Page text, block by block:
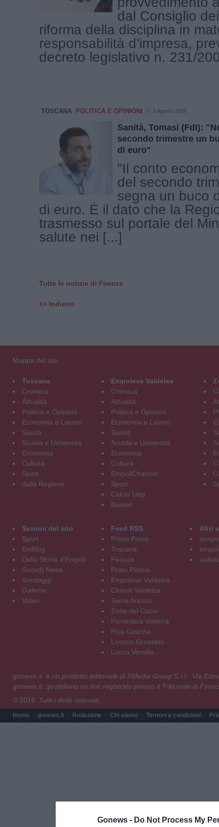
Gonews - Do Not Process My
dal Consiglio
riforma della disciplina in
responsabilità d’impresa,
decreto legislativo n. 231/
TOSCANA POLITICA E OPINIONI 5 Agosto 2026
Sanità, Tomasi (FdI):
secondo trimestre un
di euro"
"Il conto
del secondo
segna un buco
di euro. È il dato che la
trasmesso sul portale del
salute nei [...]
Tutte le notizie di Firenze
<< Indietro
Mappa del sito
Toscana
Cronaca
Attualità
Politica e Opinioni
Economia e Lavoro
Sanità
Scuola e Università
Economia
Cultura
Sport
dalla Regione
Empolese Valdelsa
Cronaca
Attualità
Politica e Opinioni
Economia e Lavoro
Sanità
Scuola e Università
Economia
Cultura
EmpoliChannel
Sport
Calcio Uisp
Basket
Sezioni del sito
Sport
GoBlog
Della Storia d'Empoli
Go(od) News
Sondaggi
Gallerie
Video
Feed RSS
Primo Piano
Toscana
Firenze
Prato Pistoia
Empolese Valdelsa
Chianti Valdelsa
Siena Arezzo
Zona del Cuoio
Pontedera Volterra
Pisa Cascina
Livorno Grosseto
Lucca Versilia
Altri
gonews.it è un prodotto editoriale di XMedia Group S.r.l - Via
gonews.it, quotidiano on line registrato presso il Tribunale di
© 2016. Tutti i diritti riservati.
Home gonews.it Redazione Chi siamo Termini e condizioni